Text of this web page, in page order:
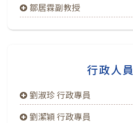
鄒居霖副教授
行政人員
劉淑珍 行政專員
劉潔穎 行政專員